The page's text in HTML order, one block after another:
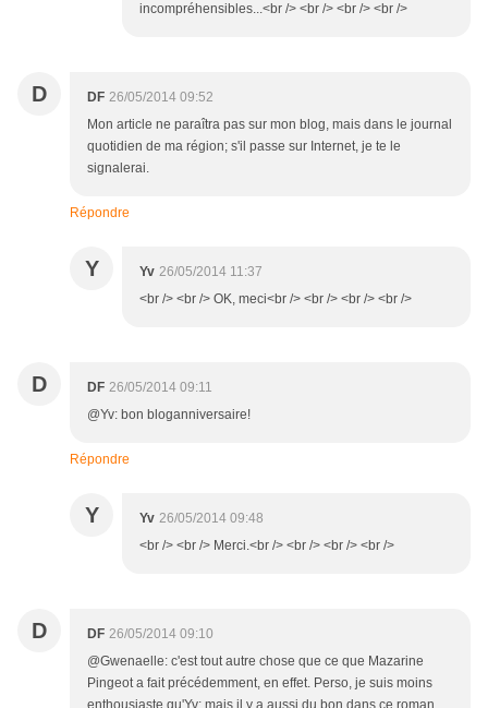
incompréhensibles...<br /> <br /> <br /> <br />
D DF 26/05/2014 09:52
Mon article ne paraîtra pas sur mon blog, mais dans le journal
quotidien de ma région; s'il passe sur Internet, je te le
signalerai.
Répondre
Y Yv 26/05/2014 11:37
<br /> <br /> OK, meci<br /> <br /> <br /> <br />
D DF 26/05/2014 09:11
@Yv: bon bloganniversaire!
Répondre
Y Yv 26/05/2014 09:48
<br /> <br /> Merci.<br /> <br /> <br /> <br />
D DF 26/05/2014 09:10
@Gwenaelle: c'est tout autre chose que ce que Mazarine
Pingeot a fait précédemment, en effet. Perso, je suis moins
enthousiaste qu'Yv; mais il y a aussi du bon dans ce roman